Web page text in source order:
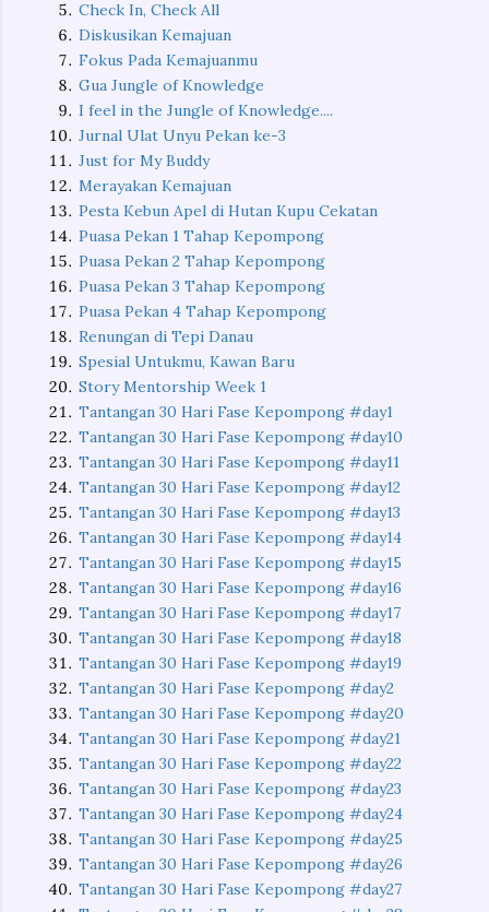
Check In, Check All
Diskusikan Kemajuan
Fokus Pada Kemajuanmu
Gua Jungle of Knowledge
I feel in the Jungle of Knowledge....
Jurnal Ulat Unyu Pekan ke-3
Just for My Buddy
Merayakan Kemajuan
Pesta Kebun Apel di Hutan Kupu Cekatan
Puasa Pekan 1 Tahap Kepompong
Puasa Pekan 2 Tahap Kepompong
Puasa Pekan 3 Tahap Kepompong
Puasa Pekan 4 Tahap Kepompong
Renungan di Tepi Danau
Spesial Untukmu, Kawan Baru
Story Mentorship Week 1
Tantangan 30 Hari Fase Kepompong #day1
Tantangan 30 Hari Fase Kepompong #day10
Tantangan 30 Hari Fase Kepompong #day11
Tantangan 30 Hari Fase Kepompong #day12
Tantangan 30 Hari Fase Kepompong #day13
Tantangan 30 Hari Fase Kepompong #day14
Tantangan 30 Hari Fase Kepompong #day15
Tantangan 30 Hari Fase Kepompong #day16
Tantangan 30 Hari Fase Kepompong #day17
Tantangan 30 Hari Fase Kepompong #day18
Tantangan 30 Hari Fase Kepompong #day19
Tantangan 30 Hari Fase Kepompong #day2
Tantangan 30 Hari Fase Kepompong #day20
Tantangan 30 Hari Fase Kepompong #day21
Tantangan 30 Hari Fase Kepompong #day22
Tantangan 30 Hari Fase Kepompong #day23
Tantangan 30 Hari Fase Kepompong #day24
Tantangan 30 Hari Fase Kepompong #day25
Tantangan 30 Hari Fase Kepompong #day26
Tantangan 30 Hari Fase Kepompong #day27